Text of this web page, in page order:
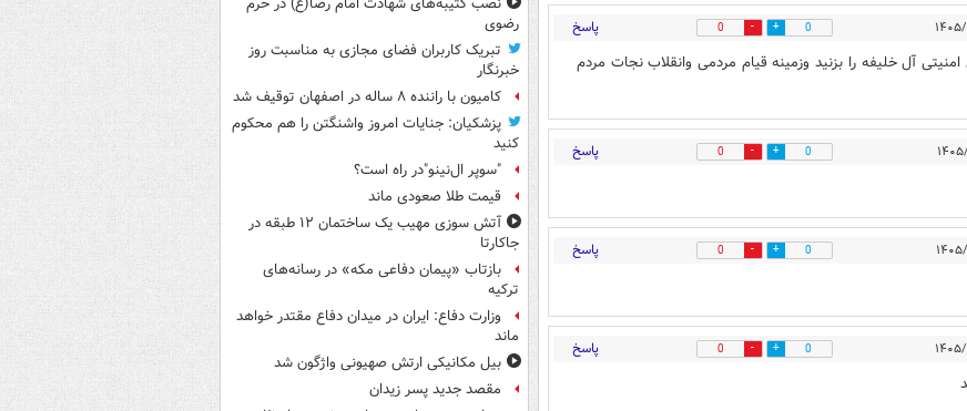
0
0 پاسخ
آل خلیفه را بزنید وزمینه قیام مردمی وانقلاب نجات مردم
0
0 پاسخ
0
0 پاسخ
0
0 پاسخ
نصب کتیبه‌های شهادت امام رضا(ع) در حرم
رضوی
تبریک کاربران فضای مجازی به مناسبت روز
خبرنگار
کامیون با راننده ۸ ساله در اصفهان توقیف شد
پزشکیان: جنایات امروز واشنگتن را هم محکوم
کنید
"سوپر ال‌نینو"در راه است؟
قیمت طلا صعودی ماند
آتش سوزی مهیب یک ساختمان ۱۲ طبقه در
جاکارتا
بازتاب «پیمان دفاعی مکه» در رسانه‌های
ترکیه
وزارت دفاع: ایران در میدان دفاع مقتدر خواهد
ماند
بیل مکانیکی ارتش صهیونی واژگون شد
مقصد جدید پسر زیدان